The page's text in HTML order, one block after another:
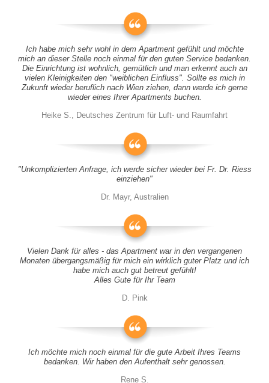
Ich habe mich sehr wohl in dem Apartment gefühlt und möchte
mich an dieser Stelle noch einmal für den guten Service bedanken.
Die Einrichtung ist wohnlich, gemütlich und man erkennt auch an
vielen Kleinigkeiten den "weiblichen Einfluss". Sollte es mich in
Zukunft wieder beruflich nach Wien ziehen, dann werde ich gerne
wieder eines Ihrer Apartments buchen.
Heike S., Deutsches Zentrum für Luft- und Raumfahrt
"Unkomplizierten Anfrage, ich werde sicher wieder bei Fr. Dr. Riess
einziehen"
Dr. Mayr, Australien
Vielen Dank für alles - das Apartment war in den vergangenen
Monaten übergangsmäßig für mich ein wirklich guter Platz und ich
habe mich auch gut betreut gefühlt!
Alles Gute für Ihr Team
D. Pink
Ich möchte mich noch einmal für die gute Arbeit Ihres Teams
bedanken. Wir haben den Aufenthalt sehr genossen.
Rene S.